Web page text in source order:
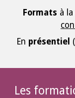
Formats à
En présentiel
Les